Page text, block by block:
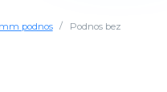
podnos
Podnos bez